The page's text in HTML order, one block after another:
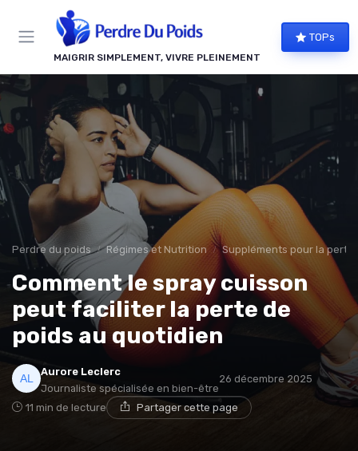
MAIGRIR SIMPLEMENT, VIVRE PLEINEMENT
TOPs
Perdre du poids Régimes et Nutrition Suppléments pour la perte
Comment le spray cuisson
peut faciliter la perte de
poids au quotidien
Aurore Leclerc
Journaliste spécialisée en bien-être
26 décembre 2025
11 min de lecture Partager cette page
Panneau de gestion des cookies